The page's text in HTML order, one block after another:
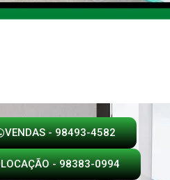
VENDAS - 98493-4582
LOCAÇÃO - 98383-0994